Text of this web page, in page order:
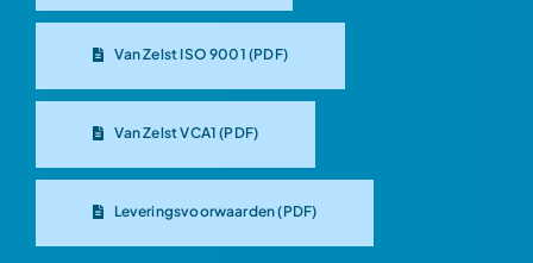
Van Zelst ISO 9001 (PDF)
Van Zelst VCA1 (PDF)
Leveringsvoorwaarden (PDF)